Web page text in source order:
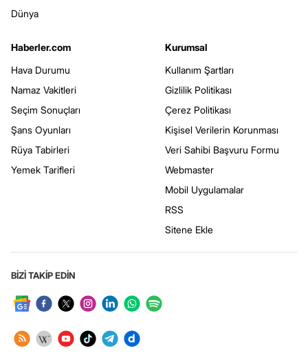
Dünya
Haberler.com
Hava Durumu
Namaz Vakitleri
Seçim Sonuçları
Şans Oyunları
Rüya Tabirleri
Yemek Tarifleri
Kurumsal
Kullanım Şartları
Gizlilik Politikası
Çerez Politikası
Kişisel Verilerin Korunması
Veri Sahibi Başvuru Formu
Webmaster
Mobil Uygulamalar
RSS
Sitene Ekle
BİZİ TAKİP EDİN